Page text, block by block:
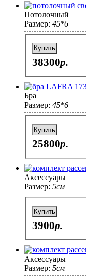
Потолочный
Размер: 45*6
Купить
38300p.
Бра
Размер: 45*6
Купить
25800p.
Аксессуары
Размер: 5см
Купить
3900p.
Аксессуары
Размер: 5см